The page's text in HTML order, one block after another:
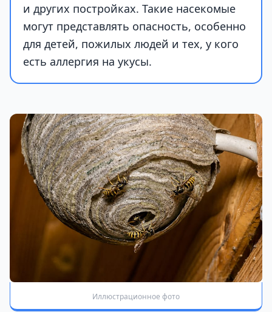
и других постройках. Такие насекомые
могут представлять опасность, особенно
для детей, пожилых людей и тех, у кого
есть аллергия на укусы.
Иллюстрационное фото